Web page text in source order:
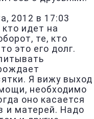
2012 в 17:03
идет на
те, кто
это его долг.
Я вижу выход
необходимо
оно касается
и матерей. Надо